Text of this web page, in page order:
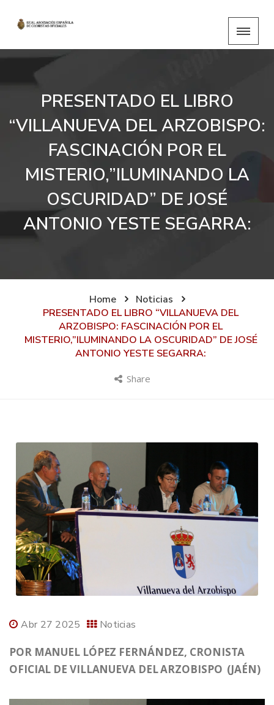
PRESENTADO EL LIBRO
“VILLANUEVA DEL ARZOBISPO:
FASCINACIÓN POR EL
MISTERIO,”ILUMINANDO LA
OSCURIDAD” DE JOSÉ
ANTONIO YESTE SEGARRA:
Home
Noticias
PRESENTADO EL LIBRO “VILLANUEVA DEL
ARZOBISPO: FASCINACIÓN POR EL
MISTERIO,”ILUMINANDO LA OSCURIDAD” DE JOSÉ
ANTONIO YESTE SEGARRA:
Share
Abr 27 2025 Noticias
POR MANUEL LÓPEZ FERNÁNDEZ, CRONISTA
OFICIAL DE VILLANUEVA DEL ARZOBISPO (JAÉN)